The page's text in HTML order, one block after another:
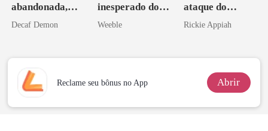
abandonada,
agora intocável
Decaf Demon
inesperado do
meu chefe
Weeble
ataque do
Bilionário
Rickie Appiah
Reclame seu bônus no App Abrir